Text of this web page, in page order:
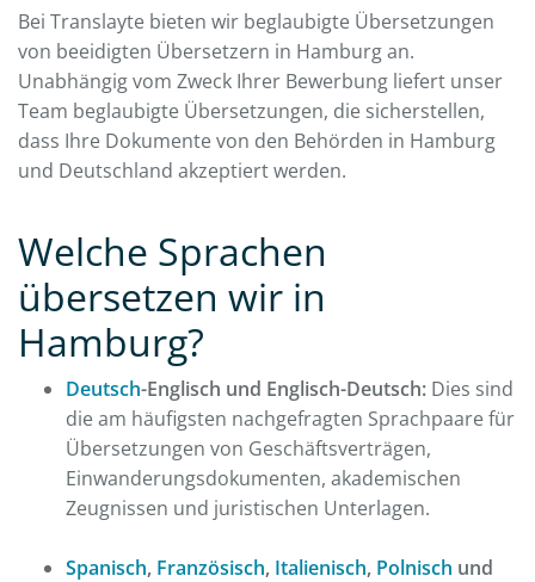
Bei Translayte bieten wir beglaubigte Übersetzungen
von beeidigten Übersetzern in Hamburg an.
Unabhängig vom Zweck Ihrer Bewerbung liefert unser
Team beglaubigte Übersetzungen, die sicherstellen,
dass Ihre Dokumente von den Behörden in Hamburg
und Deutschland akzeptiert werden.
Welche Sprachen
übersetzen wir in
Hamburg?
Deutsch-Englisch und Englisch-Deutsch: Dies sind
die am häufigsten nachgefragten Sprachpaare für
Übersetzungen von Geschäftsverträgen,
Einwanderungsdokumenten, akademischen
Zeugnissen und juristischen Unterlagen.
Spanisch, Französisch, Italienisch, Polnisch und